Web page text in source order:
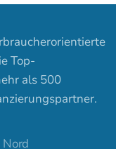
Top-
als 500